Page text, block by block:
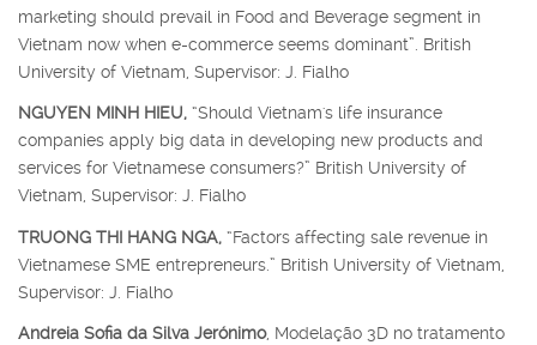
marketing should prevail in Food and Beverage segment in
Vietnam now when e-commerce seems dominant”. British
University of Vietnam, Supervisor: J. Fialho
NGUYEN MINH HIEU, “Should Vietnam's life insurance
companies apply big data in developing new products and
services for Vietnamese consumers?” British University of
Vietnam, Supervisor: J. Fialho
TRUONG THI HANG NGA, “Factors affecting sale revenue in
Vietnamese SME entrepreneurs.” British University of Vietnam,
Supervisor: J. Fialho
Andreia Sofia da Silva Jerónimo, Modelação 3D no tratamento